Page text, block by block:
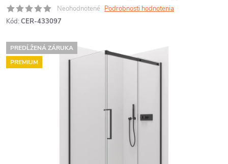
Neohodnotené Podrobnosti hodnotenia
Kód: CER-433097
PREDĹŽENÁ ZÁRUKA
PREMIUM